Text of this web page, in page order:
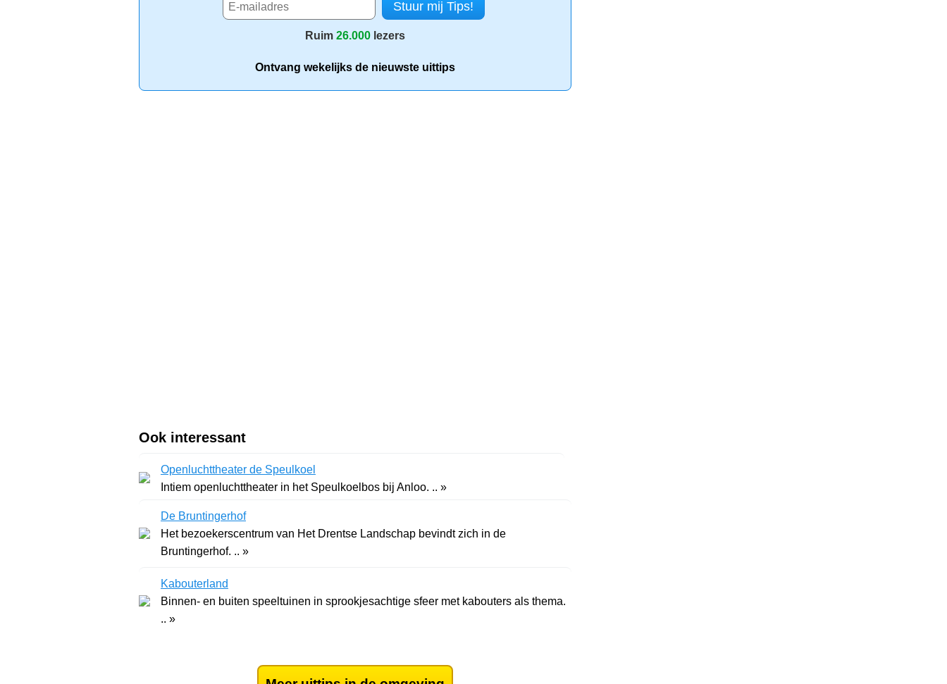
Ruim 26.000 lezers
Ontvang wekelijks de nieuwste uittips
Ook interessant
Openluchttheater de Speulkoel
Intiem openluchttheater in het Speulkoelbos bij Anloo. .. »
De Bruntingerhof
Het bezoekerscentrum van Het Drentse Landschap bevindt zich in de
Bruntingerhof. .. »
Kabouterland
Binnen- en buiten speeltuinen in sprookjesachtige sfeer met kabouters als thema.
.. »